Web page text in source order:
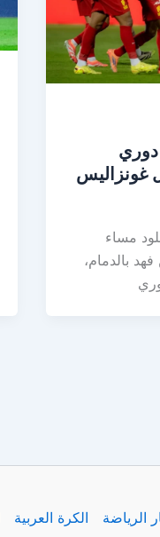
دوري
غونزاليس
مساء
بالدمام،
الرياضة الكرة العربية